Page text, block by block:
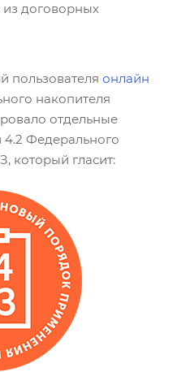
договорных
пользователя онлайн
накопителя
отдельные
4.2 Федерального
который гласит: